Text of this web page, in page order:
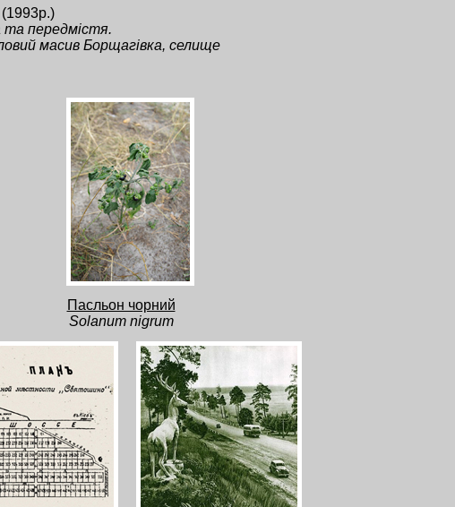
(1993р.)
та передмістя.
масив Борщагівка, селище
Пасльон чорний
Solanum nigrum